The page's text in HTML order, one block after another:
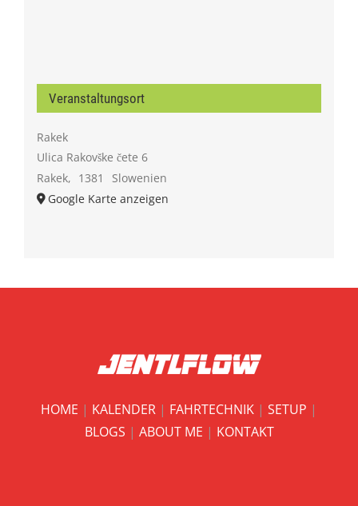
Veranstaltungsort
Rakek
Ulica Rakovške čete 6
Rakek, 1381
Slowenien
Google Karte anzeigen
HOME | KALENDER | FAHRTECHNIK | SETUP |
BLOGS | ABOUT ME | KONTAKT